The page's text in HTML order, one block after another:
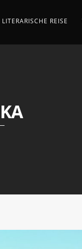
LITERARISCHE REISE